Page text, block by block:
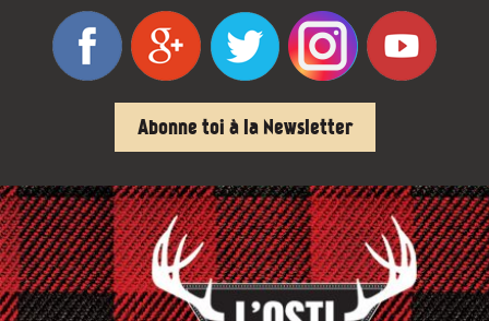
Abonne toi à la Newsletter